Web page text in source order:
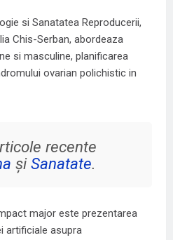
si Sanatatea Reproducerii,
Chis-Serban, abordeaza
si masculine, planificarea
ovarian polichistic in
recente
șiSanatate.
major este prezentarea
artificiale asupra